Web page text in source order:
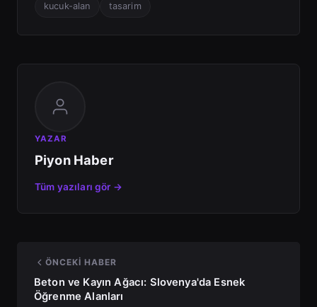
kucuk-alan tasarim
YAZAR
Piyon Haber
Tüm yazıları gör →
ÖNCEKI HABER
Beton ve Kayın Ağacı: Slovenya'da Esnek
Öğrenme Alanları